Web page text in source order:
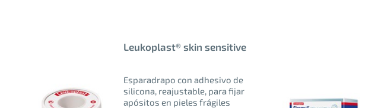
Leukoplast® skin sensitive
Esparadrapo con adhesivo de
silicona, reajustable, para fijar
apósitos en pieles frágiles